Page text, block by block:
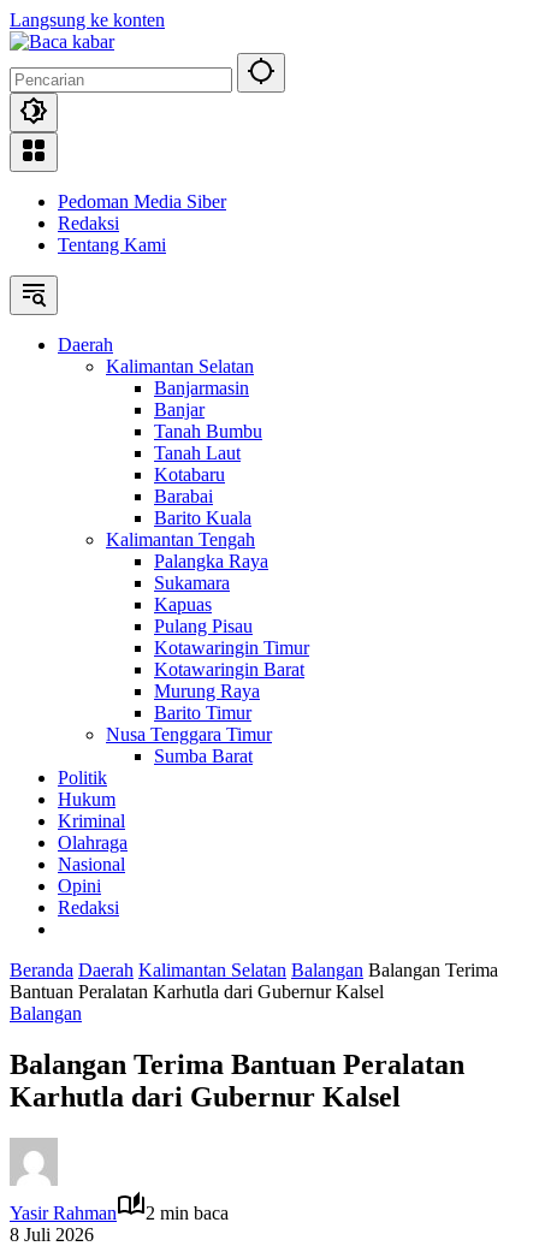
Langsung ke konten
Pedoman Media Siber
Redaksi
Tentang Kami
Daerah
Kalimantan Selatan
Banjarmasin
Banjar
Tanah Bumbu
Tanah Laut
Kotabaru
Barabai
Barito Kuala
Kalimantan Tengah
Palangka Raya
Sukamara
Kapuas
Pulang Pisau
Kotawaringin Timur
Kotawaringin Barat
Murung Raya
Barito Timur
Nusa Tenggara Timur
Sumba Barat
Politik
Hukum
Kriminal
Olahraga
Nasional
Opini
Redaksi
Beranda Daerah Kalimantan Selatan Balangan Balangan Terima
Bantuan Peralatan Karhutla dari Gubernur Kalsel
Balangan
Balangan Terima Bantuan Peralatan
Karhutla dari Gubernur Kalsel
Yasir Rahman
2 min baca
8 Juli 2026